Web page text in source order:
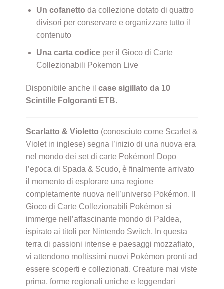
Un cofanetto da collezione dotato di quattro
divisori per conservare e organizzare tutto il
contenuto
Una carta codiceper il Gioco di Carte
Collezionabili Pokemon Live
Disponibile anche il case sigillato da 10
Scintille Folgoranti ETB.
Scarlatto & Violetto (conosciuto come Scarlet &
Violet in inglese) segna l’inizio di una nuova era
nel mondo dei set di carte Pokémon! Dopo
l’epoca di Spada & Scudo, è finalmente arrivato
il momento di esplorare una regione
completamente nuova nell’universo Pokémon. Il
Gioco di Carte Collezionabili Pokémon si
immerge nell’affascinante mondo di Paldea,
ispirato ai titoli per Nintendo Switch. In questa
terra di passioni intense e paesaggi mozzafiato,
vi attendono moltissimi nuovi Pokémon pronti ad
essere scoperti e collezionati. Creature mai viste
prima, forme regionali uniche e leggendari